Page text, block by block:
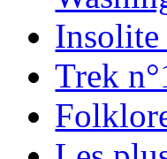
Insolite
Trek